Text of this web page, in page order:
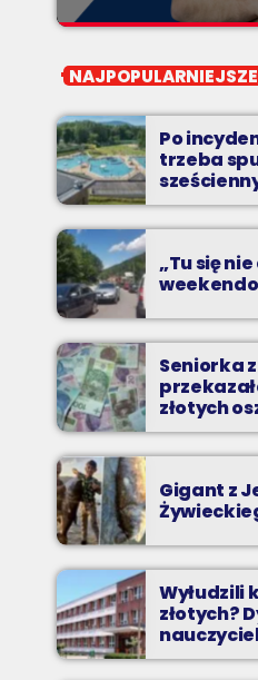
Z kina wzięte
Z Kina Wzięte to
występuje roli głównej.
Po
trzeba
praca”
„Tu się
Seniorka
złotych
Gigant z
Wyłudzili
złotych?
zarzuty